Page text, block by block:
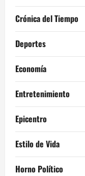
Crónica del Tiempo
Deportes
Economía
Entretenimiento
Epicentro
Estilo de Vida
Horno Político